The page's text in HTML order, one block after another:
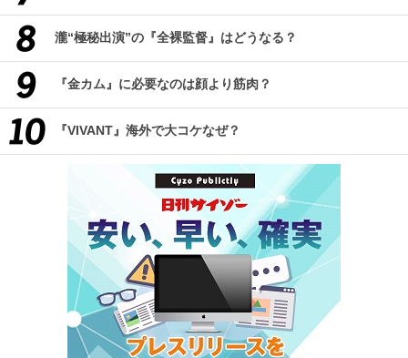
瀧“極秘出演”の『全裸監督』はどうなる？
『金カム』に必要なのは顔より筋肉？
『VIVANT』海外で大コケなぜ？